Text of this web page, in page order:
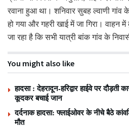
रवाना हुआ था। शनिवार सुबह ल्वाणी
हो गया और गहरी खाई में जा गिरा।
जा रहा है कि सभी यात्री बांक गांव के
You might also like
हादसा : देहरादून-हरिद्वार हाईवे पर
कूदकर बचाई जान
दर्दनाक हादसा: फ्लाईओवर के नीचे बैठे
मौत